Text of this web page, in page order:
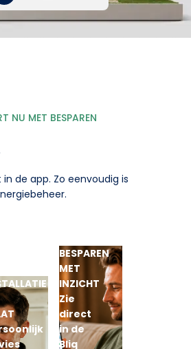
NU MET BESPAREN
de app. Zo eenvoudig is
BESPAREN
MET
INZICHT
Zie
direct
in de
Bliq